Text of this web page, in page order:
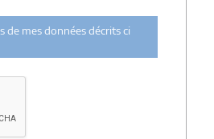
et les architectes de
des derniers contacts effectifs
d'oeuvre en rapport avec
d'accès aux données vous
Mirail - parc du Mirail - 33370
de mes données décrits ci